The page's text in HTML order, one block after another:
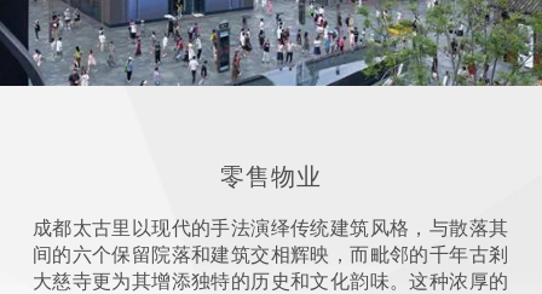
零售物业
成都太古里以现代的手法演绎传统建筑风格，与散落其
间的六个保留院落和建筑交相辉映，而毗邻的千年古剎
大慈寺更为其增添独特的历史和文化韵味。这种浓厚的